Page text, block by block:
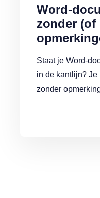
Word-
zonder (of
Staat je Word-
in de kantlijn? Je
zonder